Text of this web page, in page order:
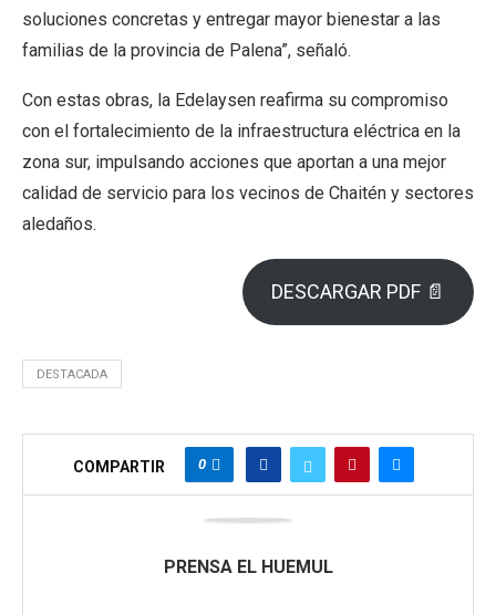
soluciones concretas y entregar mayor bienestar a las
familias de la provincia de Palena”, señaló.
Con estas obras, la Edelaysen reafirma su compromiso
con el fortalecimiento de la infraestructura eléctrica en la
zona sur, impulsando acciones que aportan a una mejor
calidad de servicio para los vecinos de Chaitén y sectores
aledaños.
DESCARGAR PDF 📄
DESTACADA
COMPARTIR 0
PRENSA EL HUEMUL